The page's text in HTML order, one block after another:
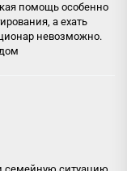
помощь особенно
а ехать
невозможно.